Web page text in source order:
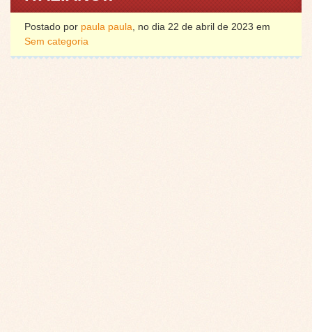
Postado por paula paula, no dia 22 de abril de 2023 em
Sem categoria